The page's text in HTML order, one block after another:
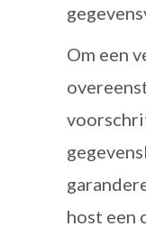
Om een
host een